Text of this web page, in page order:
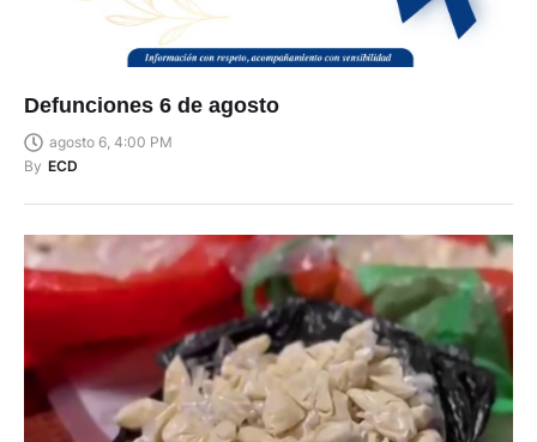
Defunciones 6 de agosto
agosto 6, 4:00 PM
By ECD